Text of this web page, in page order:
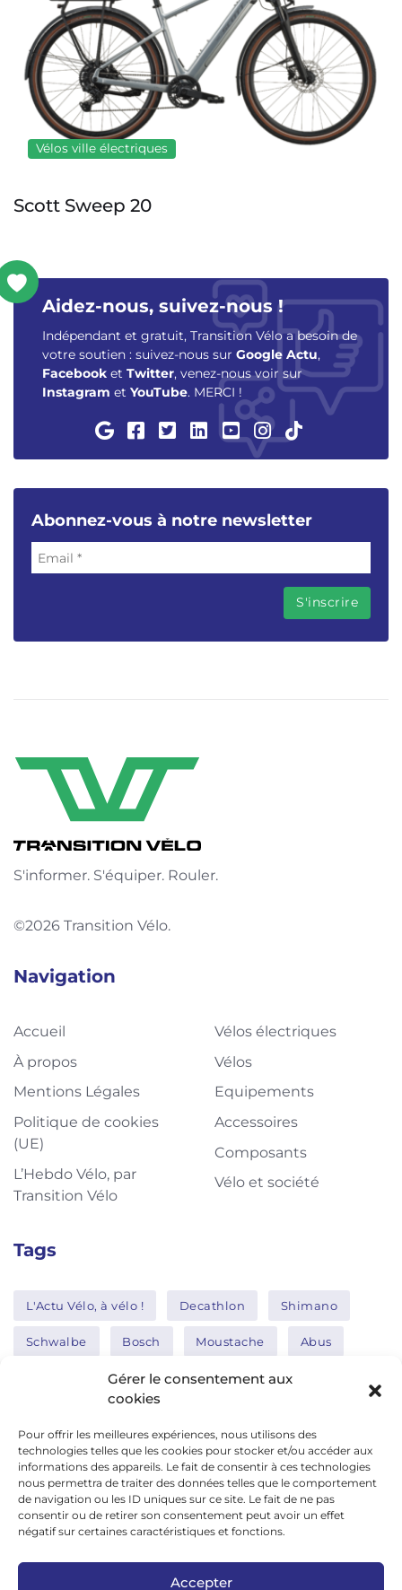
Gérer le consentement aux
cookies
Pour offrir les meilleures expériences, nous utilisons des
technologies telles que les cookies pour stocker et/ou accéder aux
informations des appareils. Le fait de consentir à ces technologies
nous permettra de traiter des données telles que le comportement
de navigation ou les ID uniques sur ce site. Le fait de ne pas
consentir ou de retirer son consentement peut avoir un effet
négatif sur certaines caractéristiques et fonctions.
Accepter
Vélos ville électriques
Scott Sweep 20
Aidez-nous, suivez-nous !
Indépendant et gratuit, Transition Vélo a besoin de
votre soutien : suivez-nous sur Google Actu,
Facebook et Twitter, venez-nous voir sur
Instagram et YouTube. MERCI !
Abonnez-vous à notre newsletter
S'informer. S'équiper. Rouler.
©2026 Transition Vélo.
Navigation
Accueil
À propos
Mentions Légales
Politique de cookies
(UE)
L’Hebdo Vélo, par
Transition Vélo
Vélos électriques
Vélos
Equipements
Accessoires
Composants
Vélo et société
Tags
L'Actu Vélo, à vélo ! Decathlon Shimano
Schwalbe Bosch Moustache Abus
Thule Nakamura
Réseaux sociaux
google news
facebook
twitter